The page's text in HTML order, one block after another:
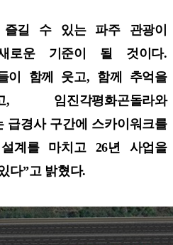
길 수 있는 파주 관광이
로운 기준이 될 것이다.
이 함께 웃고, 함께 추억을
임진각평화곤돌라와
급경사 구간에 스카이워크를
계를 마치고 26년 사업을
다”고 밝혔다.